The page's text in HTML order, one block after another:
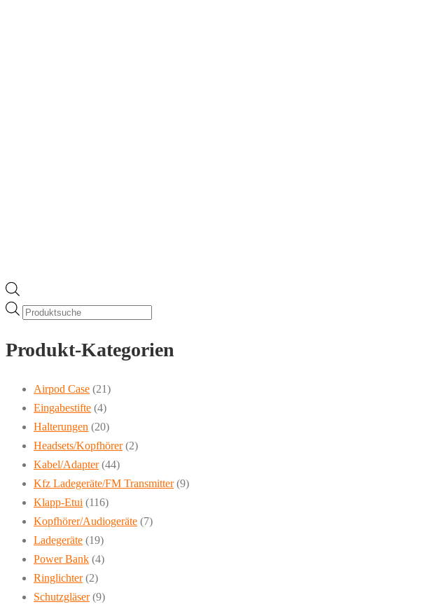
Products
Produkt-Kategorien
Airpod Case (21)
Eingabestifte (4)
Halterungen (20)
Headsets/Kopfhörer (2)
Kabel/Adapter (44)
Kfz Ladegeräte/FM Transmitter (9)
Klapp-Etui (116)
Kopfhörer/Audiogeräte (7)
Ladegeräte (19)
Power Bank (4)
Ringlichter (2)
Schutzgläser (9)